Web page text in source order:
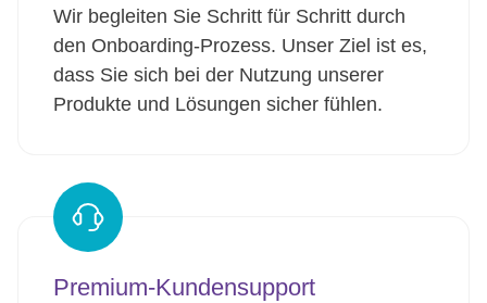
Wir begleiten Sie Schritt für Schritt durch
den Onboarding-Prozess. Unser Ziel ist es,
dass Sie sich bei der Nutzung unserer
Produkte und Lösungen sicher fühlen.
Premium-Kundensupport